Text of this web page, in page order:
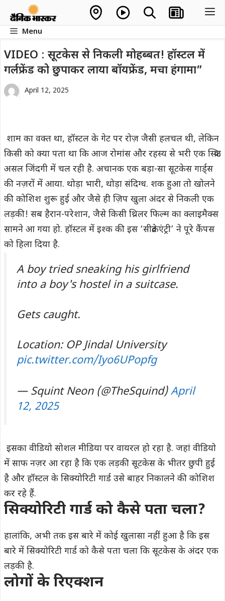
contentMenu
VIDEO : सूटकेस से निकली मोहब्बत! हॉस्टल में
गर्लफ्रेंड को छुपाकर लाया बॉयफ्रेंड, मचा हंगामा”
April 12, 2025
शाम का वक्त था, हॉस्टल के गेट पर रोज़ जैसी हलचल थी, लेकिन
किसी को क्या पता था कि आज रोमांस और रहस्य से भरी एक स्क्रिप्ट
असल जिंदगी में चल रही है. अचानक एक बड़ा-सा सूटकेस गार्ड्स
की नज़रों में आया. थोड़ा भारी, थोड़ा संदिग्ध. शक हुआ तो खोलने
की कोशिश शुरू हुई और जैसे ही ज़िप खुला अंदर से निकली एक
लड़की! सब हैरान-परेशान, जैसे किसी थ्रिलर फिल्म का क्लाइमैक्स
सामने आ गया हो. हॉस्टल में इश्क की इस ‘सीक्रेट एंट्री’ ने पूरे कैंपस
को हिला दिया है.
A boy tried sneaking his girlfriend
into a boy's hostel in a suitcase.
Gets caught.
Location: OP Jindal University
pic.twitter.com/Iyo6UPopfg
— Squint Neon (@TheSquind)April
12, 2025
इसका वीडियो सोशल मीडिया पर वायरल हो रहा है. जहां वीडियो
में साफ नज़र आ रहा है कि एक लड़की सूटकेस के भीतर छुपी हुई
है और हॉस्टल के सिक्योरिटी गार्ड उसे बाहर निकालने की कोशिश
कर रहे हैं.
सिक्योरिटी गार्ड को कैसे पता चला?
हालांकि, अभी तक इस बारे में कोई खुलासा नहीं हुआ है कि इस
बारे में सिक्योरिटी गार्ड को कैसे पता चला कि सूटकेस के अंदर एक
लड़की है.
लोगों के रिएक्शन